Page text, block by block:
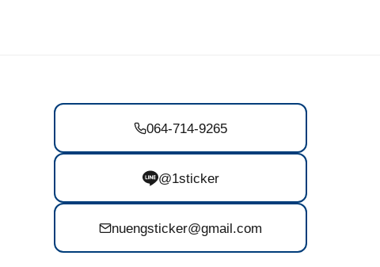
064-714-9265
@1sticker
nuengsticker@gmail.com